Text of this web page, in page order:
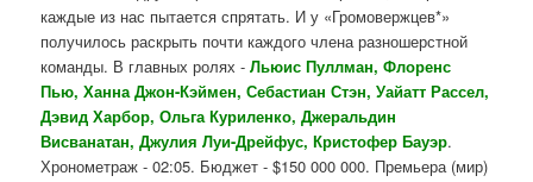
каждые из нас пытается спрятать. И у «Громовержцев*»
получилось раскрыть почти каждого члена разношерстной
команды. В главных ролях -Льюис Пуллман, Флоренс
Пью, Ханна Джон-Кэймен, Себастиан Стэн, Уайатт Рассел,
Дэвид Харбор, Ольга Куриленко, Джеральдин
Висванатан, Джулия Луи-Дрейфус, Кристофер Бауэр.
Хронометраж - 02:05. Бюджет - $150 000 000. Премьера (мир)